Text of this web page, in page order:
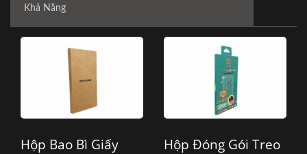
Khả Năng
Hộp Bao Bì Giấy
Hộp Đóng Gói Treo